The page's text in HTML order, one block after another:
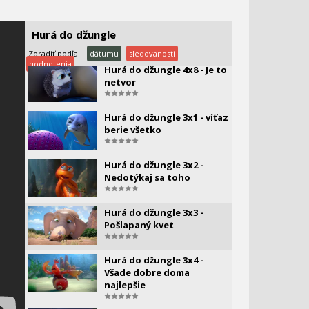
Hurá do džungle
Zoradiť podľa: dátumu
sledovanosti
hodnotenia
vylepšovanie domu
Hurá do džungle 4x8 - Je to
netvor
Hurá do džungle 3x1 - víťaz
berie všetko
Hurá do džungle 3x2 -
Nedotýkaj sa toho
Hurá do džungle 3x3 -
Pošlapaný kvet
Hurá do džungle 3x4 -
Všade dobre doma
najlepšie